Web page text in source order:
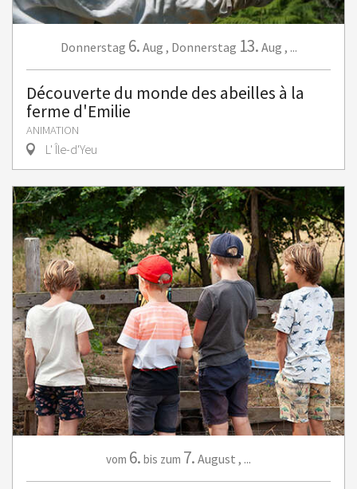
Donnerstag 6. Aug , Donnerstag 13. Aug , ...
Découverte du monde des abeilles à la
ferme d'Emilie
ANIMATION
L' Île-d'Yeu
vom 6. bis zum 7. August , ...